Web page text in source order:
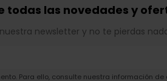
todas las novedades y
newsletter y no te pierdas
Para ello, consulte nuestra información